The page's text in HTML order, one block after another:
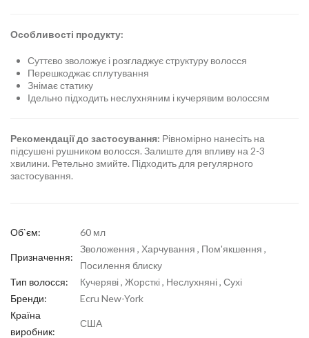
Особливості продукту:
Суттєво зволожує і розгладжує структуру волосся
Перешкоджає сплутування
Знімає статику
Ідельно підходить неслухняним і кучерявим волоссям
Рекомендації до застосування: Рівномірно нанесіть на
підсушені рушником волосся. Залиште для впливу на 2-3
хвилини. Ретельно змийте. Підходить для регулярного
застосування.
Об`єм: 60 мл
Призначення:
Зволоження , Харчування , Пом'якшення ,
Посилення блиску
Тип волосся:
Кучеряві , Жорсткі , Неслухняні , Сухі
Бренди:
Ecru New-York
Країна
виробник:
США